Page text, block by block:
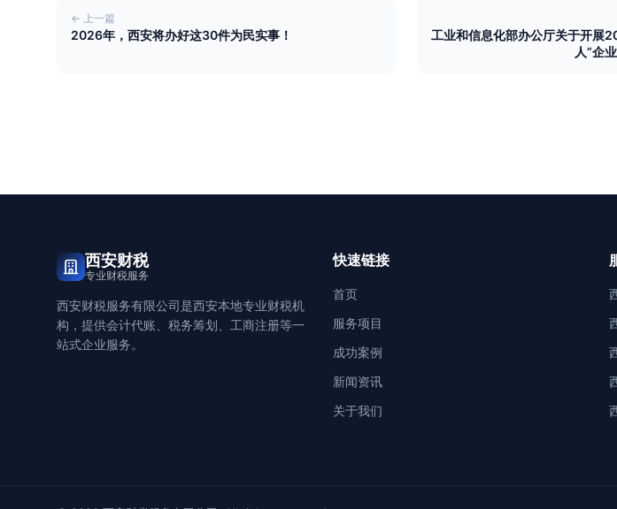
← 上一篇
2026年，西安将办好这30件为民实事！
工业和信息化部办公厅关于开展
人”企
西安财税
专业财税服务
西安财税服务有限公司是西安本地专业财税机
构，提供会计代账、税务筹划、工商注册等一
站式企业服务。
快速链接
首页
服务项目
成功案例
新闻资讯
关于我们